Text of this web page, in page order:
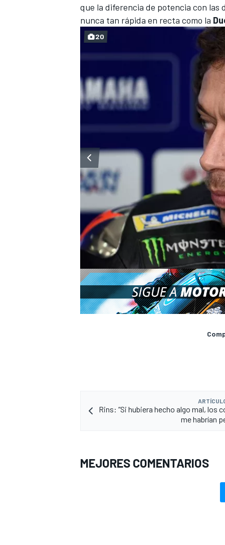
que la diferencia de potencia con las
nunca tan rápida en recta como la
20
Rins: “Si hubiera hecho algo mal, los
me habrían
MEJORES COMENTARIOS